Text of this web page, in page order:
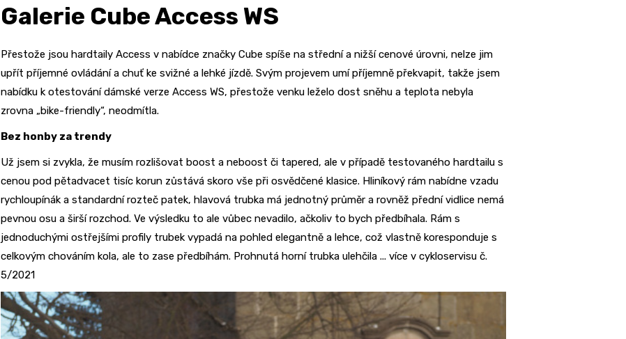
Galerie Cube Access WS
Přestože jsou hardtaily Access v nabídce značky Cube spíše na střední a nižší cenové úrovni, nelze jim
upřít příjemné ovládání a chuť ke svižné a lehké jízdě. Svým projevem umí příjemně překvapit, takže jsem
nabídku k otestování dámské verze Access WS, přestože venku leželo dost sněhu a teplota nebyla
zrovna „bike-friendly“, neodmítla.
Bez honby za trendy
Už jsem si zvykla, že musím rozlišovat boost a neboost či tapered, ale v případě testovaného hardtailu s
cenou pod pětadvacet tisíc korun zůstává skoro vše při osvědčené klasice. Hliníkový rám nabídne vzadu
rychloupínák a standardní rozteč patek, hlavová trubka má jednotný průměr a rovněž přední vidlice nemá
pevnou osu a širší rozchod. Ve výsledku to ale vůbec nevadilo, ačkoliv to bych předbíhala. Rám s
jednoduchými ostřejšími profily trubek vypadá na pohled elegantně a lehce, což vlastně koresponduje s
celkovým chováním kola, ale to zase předbíhám. Prohnutá horní trubka ulehčila ... více v cykloservisu č.
5/2021